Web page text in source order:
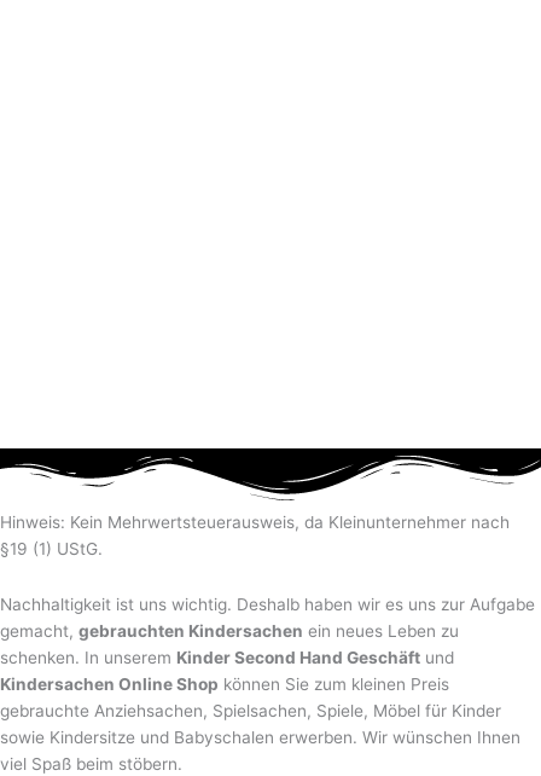
Hinweis: Kein Mehrwertsteuerausweis, da Kleinunternehmer nach
§19 (1) UStG.
Nachhaltigkeit ist uns wichtig. Deshalb haben wir es uns zur Aufgabe
gemacht, gebrauchten Kindersachen ein neues Leben zu
schenken. In unserem Kinder Second Hand Geschäft und
Kindersachen Online Shop können Sie zum kleinen Preis
gebrauchte Anziehsachen, Spiel­sachen, Spiele, Möbel für Kinder
sowie Kindersitze und Babyschalen erwerben. Wir wünschen Ihnen
viel Spaß beim stöbern.